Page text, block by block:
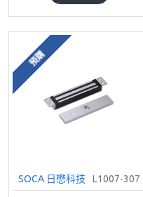
預購
SOCA 日懋科技 L1007-307